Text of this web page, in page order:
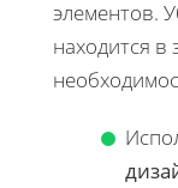
элементов.
находится в